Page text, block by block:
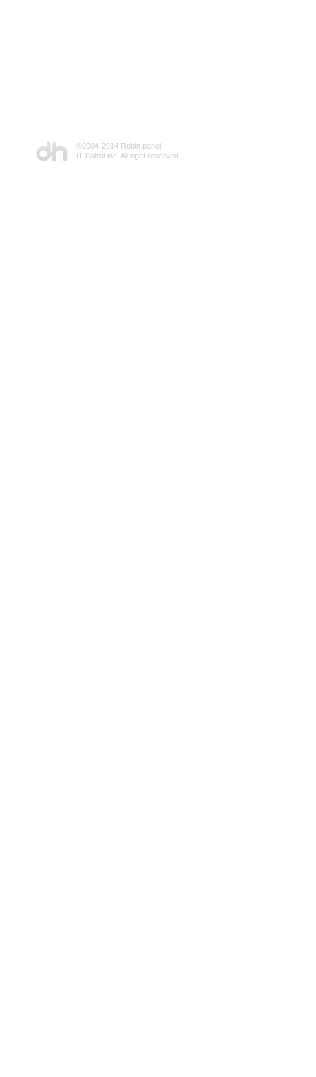
©2004-2014 Robin panel
IT Patrol inc. All right reserved.